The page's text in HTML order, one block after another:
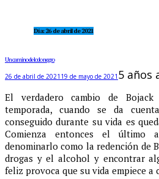
Día:26 de abril de 2021
Un camino de lodo negro
26 de abril de 2021 19 de mayo de 2021 5 años
El verdadero cambio de
temporada, cuando se da
conseguido durante su vida es
Comienza entonces el último
denominarlo como la redención de
drogas y el alcohol y encontrar
feliz provoca que su vida empiece a